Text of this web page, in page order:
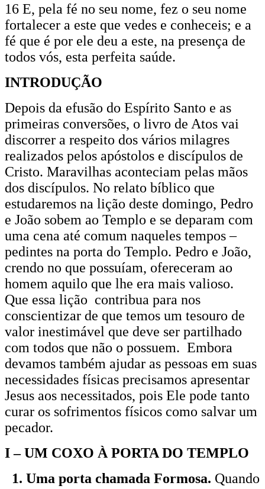
16 E, pela fé no seu nome, fez o seu nome
fortalecer a este que vedes e conheceis; e a
fé que é por ele deu a este, na presença de
todos vós, esta perfeita saúde.
INTRODUÇÃO
Depois da efusão do Espírito Santo e as
primeiras conversões, o livro de Atos vai
discorrer a respeito dos vários milagres
realizados pelos apóstolos e discípulos de
Cristo. Maravilhas aconteciam pelas mãos
dos discípulos. No relato bíblico que
estudaremos na lição deste domingo, Pedro
e João sobem ao Templo e se deparam com
uma cena até comum naqueles tempos –
pedintes na porta do Templo. Pedro e João,
crendo no que possuíam, ofereceram ao
homem aquilo que lhe era mais valioso.
Que essa lição contribua para nos
conscientizar de que temos um tesouro de
valor inestimável que deve ser partilhado
com todos que não o possuem. Embora
devamos também ajudar as pessoas em suas
necessidades físicas precisamos apresentar
Jesus aos necessitados, pois Ele pode tanto
curar os sofrimentos físicos como salvar um
pecador.
I – UM COXO À PORTA DO TEMPLO
1. Uma porta chamada Formosa. Quando